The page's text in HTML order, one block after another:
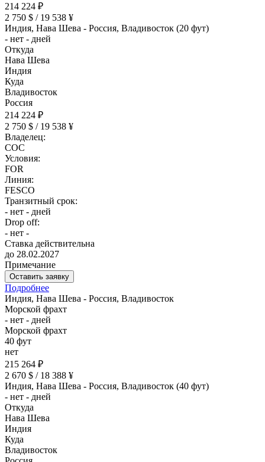
214 224 ₽
2 750 $ / 19 538 ¥
Индия, Нава Шева - Россия, Владивосток (20 фут)
- нет - дней
Откуда
Нава Шева
Индия
Куда
Владивосток
Россия
214 224 ₽
2 750 $ / 19 538 ¥
Владелец:
COC
Условия:
FOR
Линия:
FESCO
Транзитный срок:
- нет - дней
Drop off:
- нет -
Ставка действительна
до 28.02.2027
Примечание
Оставить заявку
Подробнее
Индия, Нава Шева - Россия, Владивосток
Морской фрахт
- нет - дней
Морской фрахт
40 фут
нет
215 264 ₽
2 670 $ / 18 388 ¥
Индия, Нава Шева - Россия, Владивосток (40 фут)
- нет - дней
Откуда
Нава Шева
Индия
Куда
Владивосток